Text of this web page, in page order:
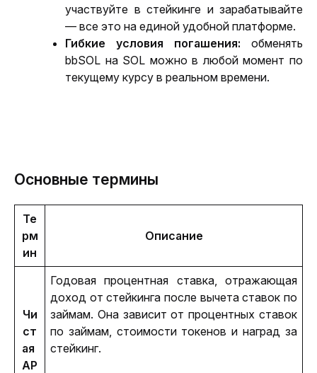
участвуйте в стейкинге и зарабатывайте
— все это на единой удобной платформе.
Гибкие условия погашения: обменять
bbSOL на SOL можно в любой момент по
текущему курсу в реальном времени.
Основные термины
Те
рм
ин
Описание
Чи
ст
ая
AP
Годовая процентная ставка, отражающая
доход от стейкинга после вычета ставок по
займам. Она зависит от процентных ставок
по займам, стоимости токенов и наград за
стейкинг.